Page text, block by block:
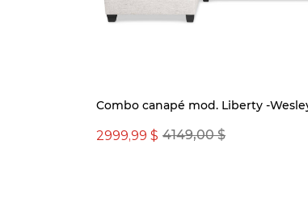
Combo canapé mod. Liberty -
4149,00 $
2999,99 $